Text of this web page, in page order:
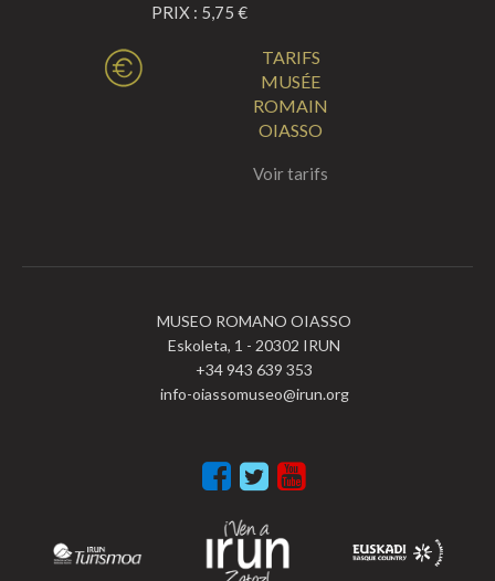
PRIX : 5,75 €
TARIFS
MUSÉE
ROMAIN
OIASSO
Voir tarifs
MUSEO ROMANO OIASSO
Eskoleta, 1 - 20302 IRUN
+34 943 639 353
info-oiassomuseo@irun.org